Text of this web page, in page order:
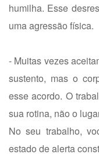
humilha. Esse
uma agressão física.
- Muitas vezes
sustento, mas o
esse acordo. O
sua rotina, não o
No seu trabalho,
estado de alerta